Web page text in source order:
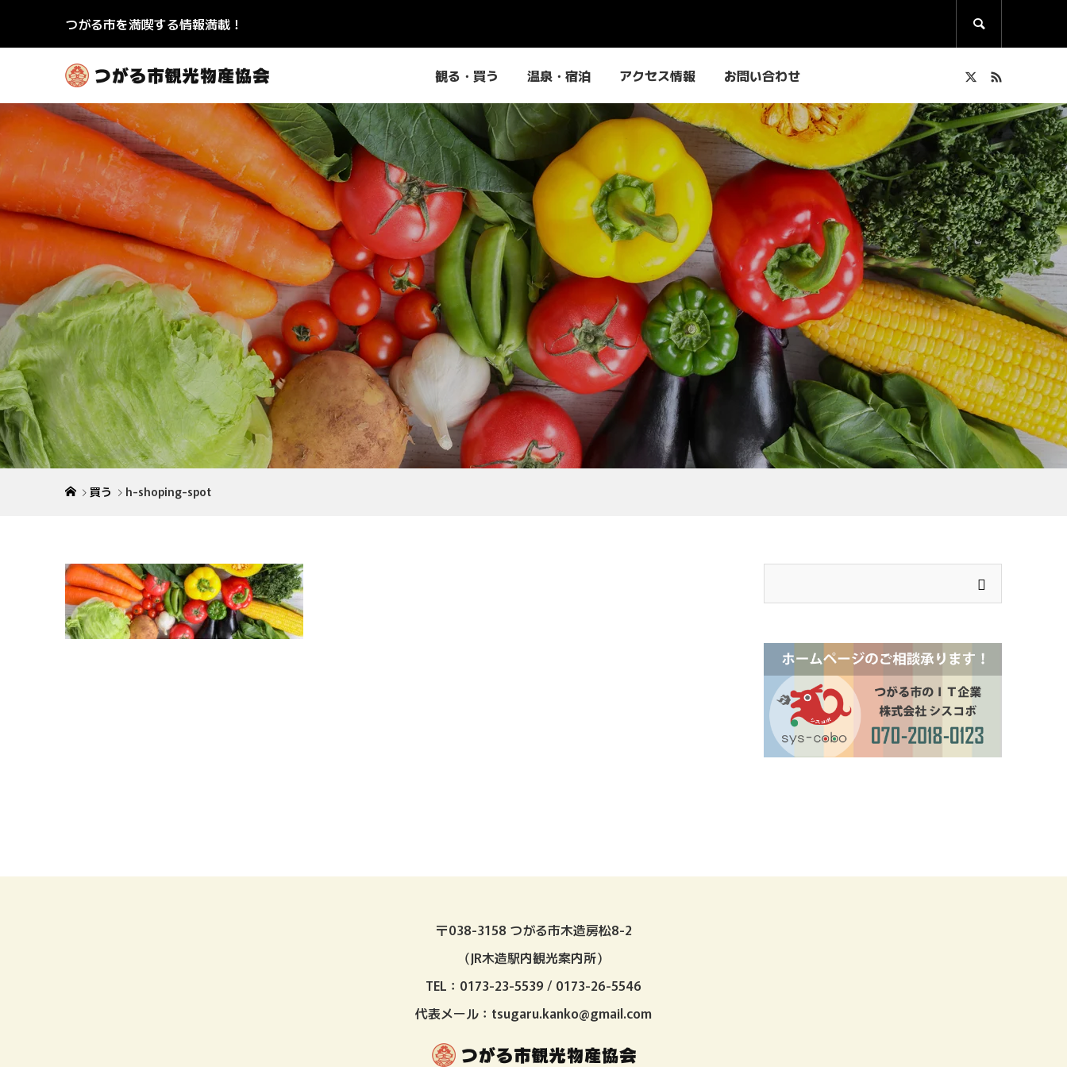
つがる市を満喫する情報満載！ 
観る・買う 温泉・宿泊 アクセス情報 お問い合わせ
買う h-shoping-spot
〒038-3158 つがる市木造房松8-2
（JR木造駅内観光案内所）
TEL：0173-23-5539 / 0173-26-5546
代表メール：tsugaru.kanko@gmail.com